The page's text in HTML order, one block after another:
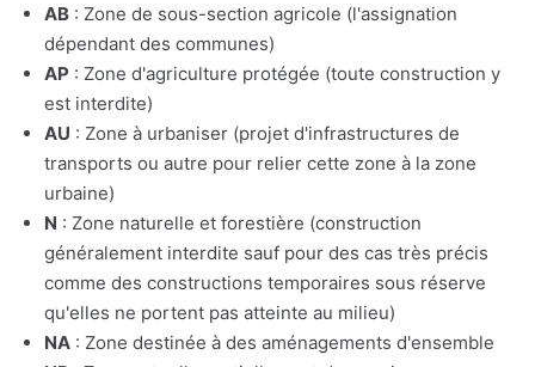
AB : Zone de sous-section agricole (l'assignation
dépendant des communes)
AP : Zone d'agriculture protégée (toute construction y
est interdite)
AU : Zone à urbaniser (projet d'infrastructures de
transports ou autre pour relier cette zone à la zone
urbaine)
N : Zone naturelle et forestière (construction
généralement interdite sauf pour des cas très précis
comme des constructions temporaires sous réserve
qu'elles ne portent pas atteinte au milieu)
NA : Zone destinée à des aménagements d'ensemble